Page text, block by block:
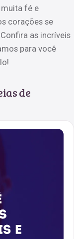
fé e
corações se
as incríveis
para você
de